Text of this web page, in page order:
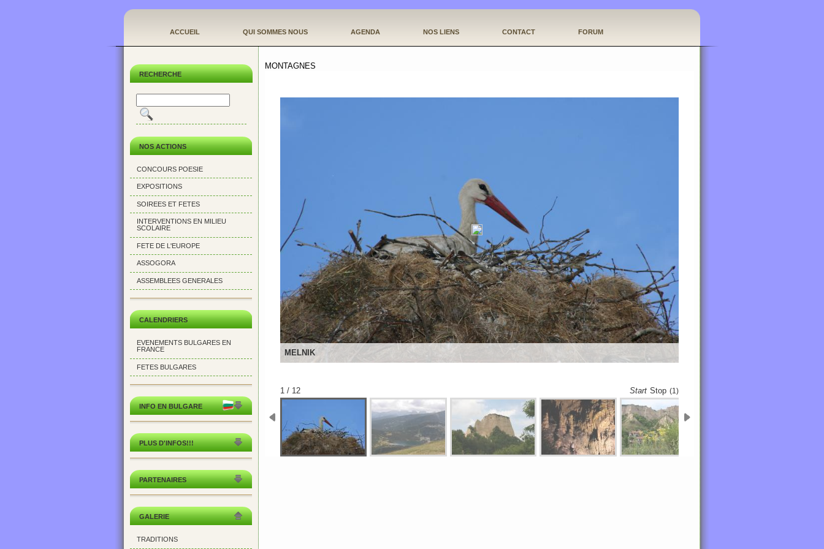
MONTAGNES
CIMG0757.JPG
MELNIK
1 / 12 Start Stop (1)
ACCUEIL QUI SOMMES NOUS AGENDA NOS LIENS CONTACT FORUM
RECHERCHE
NOS ACTIONS
CONCOURS POESIE
EXPOSITIONS
SOIREES ET FETES
INTERVENTIONS EN MILIEU
SCOLAIRE
FETE DE L'EUROPE
ASSOGORA
ASSEMBLEES GENERALES
CALENDRIERS
EVENEMENTS BULGARES EN
FRANCE
FETES BULGARES
INFO EN BULGARE
PLUS D'INFOS!!!
PARTENAIRES
GALERIE
TRADITIONS